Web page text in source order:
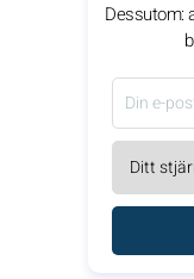
Dessutom: